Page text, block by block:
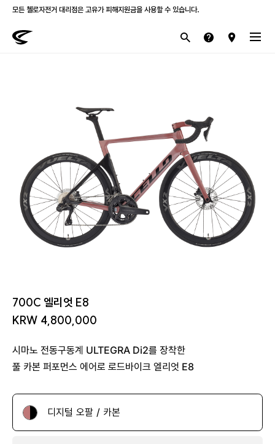
모든 첼로자전거 대리점은 고유가 피해지원금을 사용할 수 있습니다.
첼로 전 제품 삼성카드 / KB국민카드 12개월 무이자 할부 행사를 진행하고 있습니다.
700C 엘리엇 E8
KRW 4,800,000
시마노 전동구동계 ULTEGRA Di2를 장착한
풀 카본 퍼포먼스 에어로 로드바이크 엘리엇 E8
디지털 오팔 / 카본